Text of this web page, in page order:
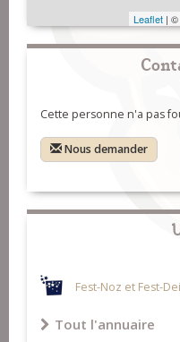
Leaflet | ©
Cette personne n'a pas
Nous demander
Fest-Noz et Fest-
Tout l'annuaire